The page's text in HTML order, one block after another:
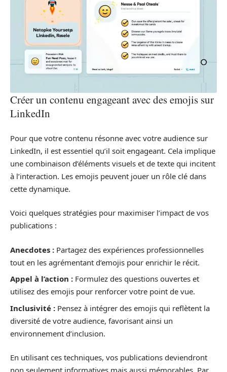
Créer un contenu engageant avec des emojis sur
LinkedIn
Pour que votre contenu résonne avec votre audience sur
LinkedIn, il est essentiel qu’il soit engageant. Cela implique
une combinaison d’éléments visuels et de texte qui incitent
à l’interaction. Les emojis peuvent jouer un rôle clé dans
cette dynamique.
Voici quelques stratégies pour maximiser l’impact de vos
publications :
Anecdotes : Partagez des expériences professionnelles
tout en les agrémentant d’emojis pour enrichir le récit.
Appel à l’action : Formulez des questions ouvertes et
utilisez des emojis pour renforcer votre point de vue.
Inclusivité : Pensez à intégrer des emojis qui reflètent la
diversité de votre audience, favorisant ainsi un
environnement d’inclusion.
En utilisant ces techniques, vos publications deviendront